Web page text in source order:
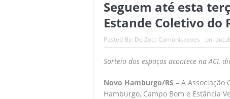
Seguem
Batalha de
Comissão de
Rodada repleta
Seguem até esta
Estande Coletivo do
Posted By: De Zotti Comunicacoes on:
Sorteio dos espaços acontece na ACI,
Novo Hamburgo/RS – A Associação
Hamburgo, Campo Bom e Estância